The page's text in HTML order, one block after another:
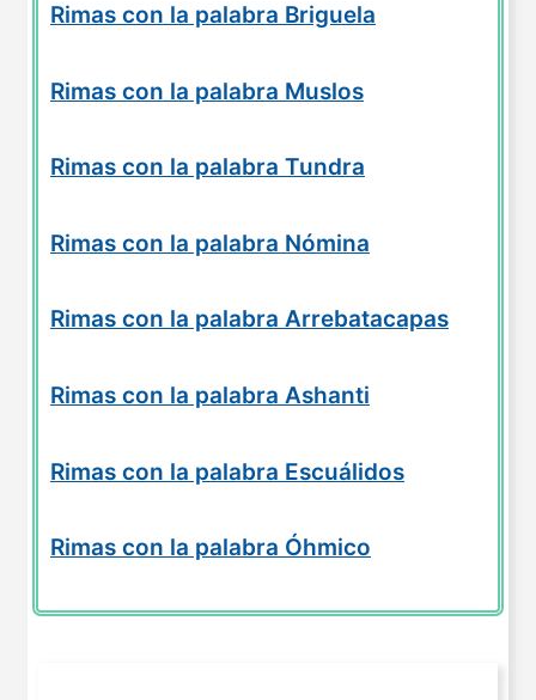
Rimas con la palabra Briguela
Rimas con la palabra Muslos
Rimas con la palabra Tundra
Rimas con la palabra Nómina
Rimas con la palabra Arrebatacapas
Rimas con la palabra Ashanti
Rimas con la palabra Escuálidos
Rimas con la palabra Óhmico